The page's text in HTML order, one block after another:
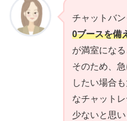
チャットバン
0ブースを備
が満室にな
そのため、
したい場合
なチャット
少ないと思い